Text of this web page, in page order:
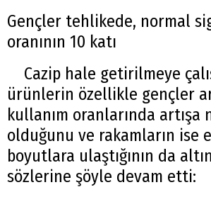
Gençler tehlikede, normal
oranının 10 katı
Cazip hale getirilmeye
ürünlerin özellikle gençler
kullanım oranlarında artışa
olduğunu ve rakamların ise
boyutlara ulaştığının da
sözlerine şöyle devam etti:
Popüler
Aramalar:
Ağrı